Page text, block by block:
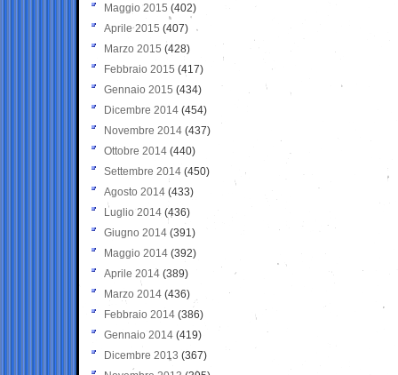
Maggio 2015 (402)
Aprile 2015 (407)
Marzo 2015 (428)
Febbraio 2015 (417)
Gennaio 2015 (434)
Dicembre 2014 (454)
Novembre 2014 (437)
Ottobre 2014 (440)
Settembre 2014 (450)
Agosto 2014 (433)
Luglio 2014 (436)
Giugno 2014 (391)
Maggio 2014 (392)
Aprile 2014 (389)
Marzo 2014 (436)
Febbraio 2014 (386)
Gennaio 2014 (419)
Dicembre 2013 (367)